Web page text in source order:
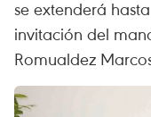
se extenderá
invitación del
Romualdez